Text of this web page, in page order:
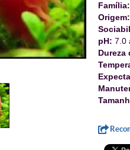
Família:
Origem:
pH: 7.0
Dureza